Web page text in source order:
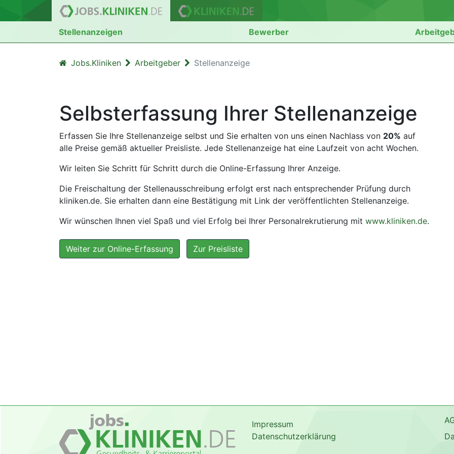
Stellenanzeigen Bewerber
Jobs.Kliniken Arbeitgeber Stellenanzeige
Selbsterfassung Ihrer Stellenanzeige
Erfassen Sie Ihre Stellenanzeige selbst und Sie erhalten von uns einen Nachlass von 20% auf
alle Preise gemäß aktueller Preisliste. Jede Stellenanzeige hat eine Laufzeit von acht Wochen.
Wir leiten Sie Schritt für Schritt durch die Online-Erfassung Ihrer Anzeige.
Die Freischaltung der Stellenausschreibung erfolgt erst nach entsprechender Prüfung durch
kliniken.de. Sie erhalten dann eine Bestätigung mit Link der veröffentlichten Stellenanzeige.
Wir wünschen Ihnen viel Spaß und viel Erfolg bei Ihrer Personalrekrutierung mit www.kliniken.de.
Weiter zur Online-Erfassung Zur Preisliste
Impressum
Datenschutzerklärung